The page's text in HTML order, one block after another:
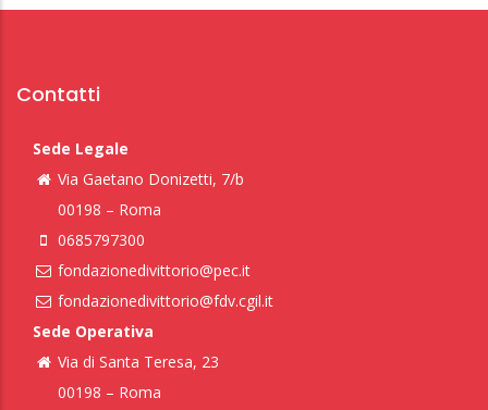
Contatti
Sede Legale
Via Gaetano Donizetti, 7/b
00198 – Roma
0685797300
fondazionedivittorio@pec.it
fondazionedivittorio@fdv.cgil.it
Sede Operativa
Via di Santa Teresa, 23
00198 – Roma